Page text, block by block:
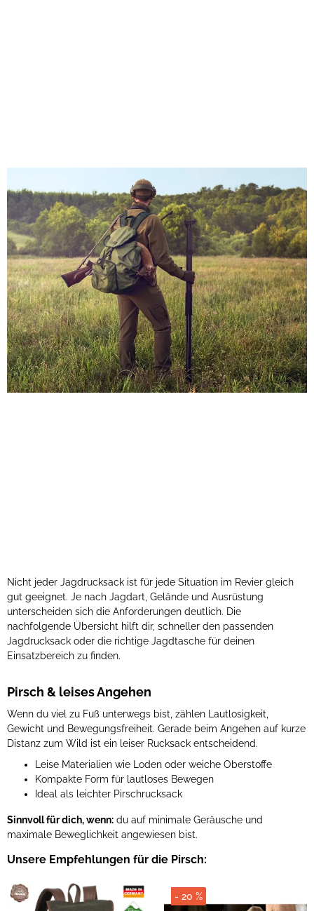
Nicht jeder Jagdrucksack ist für jede Situation im Revier gleich
gut geeignet. Je nach Jagdart, Gelände und Ausrüstung
unterscheiden sich die Anforderungen deutlich. Die
nachfolgende Übersicht hilft dir, schneller den passenden
Jagdrucksack oder die richtige Jagdtasche für deinen
Einsatzbereich zu finden.
Pirsch & leises Angehen
Wenn du viel zu Fuß unterwegs bist, zählen Lautlosigkeit,
Gewicht und Bewegungsfreiheit. Gerade beim Angehen auf kurze
Distanz zum Wild ist ein leiser Rucksack entscheidend.
Leise Materialien wie Loden oder weiche Oberstoffe
Kompakte Form für lautloses Bewegen
Ideal als leichter Pirschrucksack
Sinnvoll für dich, wenn: du auf minimale Geräusche und
maximale Beweglichkeit angewiesen bist.
Unsere Empfehlungen für die Pirsch:
- 20 % - 20 %